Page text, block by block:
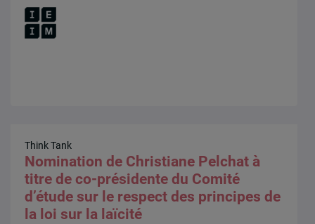
Think Tank
Nomination de Christiane Pelchat à
titre de co-présidente du Comité
d’étude sur le respect des principes de
la loi sur la laïcité